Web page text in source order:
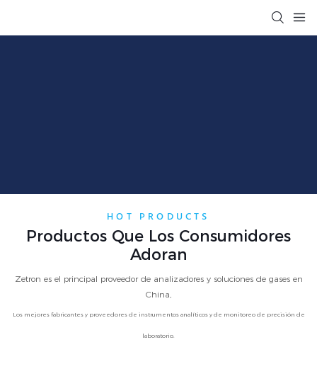
HOT PRODUCTS
Productos Que Los Consumidores
Adoran
Zetron es el principal proveedor de analizadores y soluciones de gases en
China,
Los mejores fabricantes y proveedores de instrumentos analíticos y de monitoreo de precisión de
laboratorio.